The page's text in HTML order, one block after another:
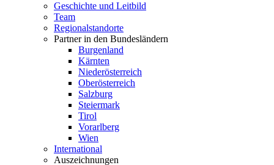
Geschichte und Leitbild
Team
Regionalstandorte
Partner in den Bundesländern
Burgenland
Kärnten
Niederösterreich
Oberösterreich
Salzburg
Steiermark
Tirol
Vorarlberg
Wien
International
Auszeichnungen